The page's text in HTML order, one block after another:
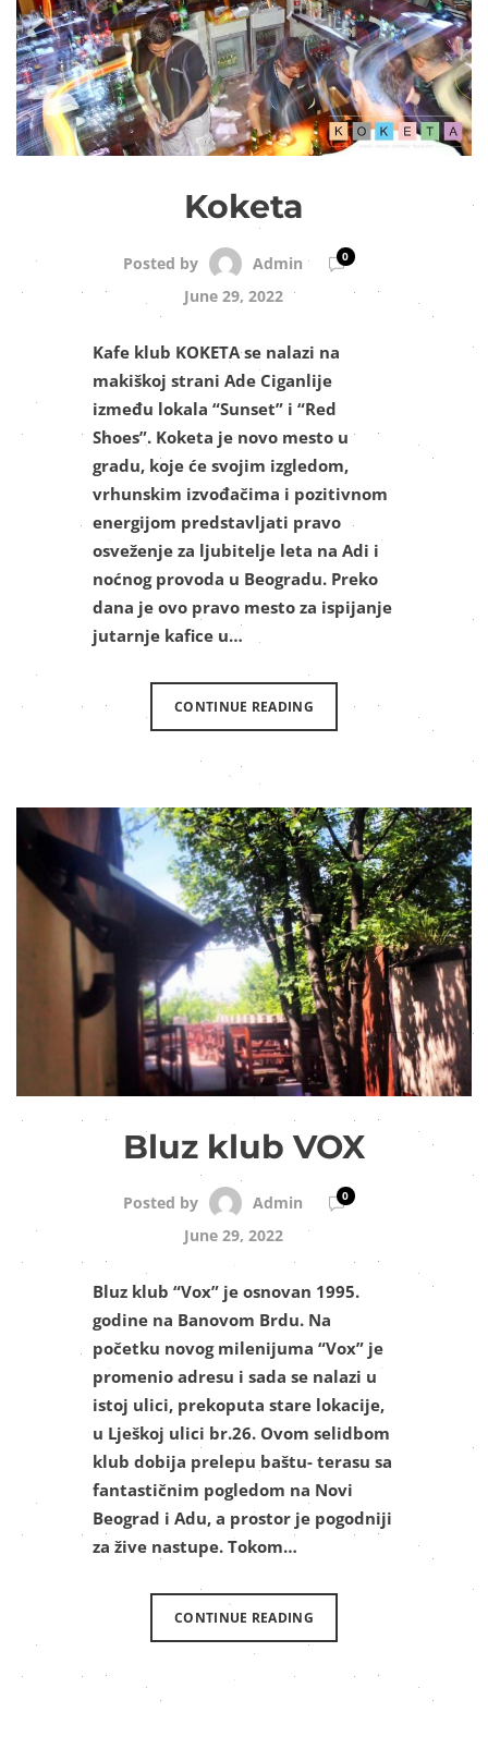
Koketa
Posted by Admin 0
June 29, 2022
Kafe klub KOKETA se nalazi na
makiškoj strani Ade Ciganlije
između lokala “Sunset” i “Red
Shoes”. Koketa je novo mesto u
gradu, koje će svojim izgledom,
vrhunskim izvođačima i pozitivnom
energijom predstavljati pravo
osveženje za ljubitelje leta na Adi i
noćnog provoda u Beogradu. Preko
dana je ovo pravo mesto za ispijanje
jutarnje kafice u…
CONTINUE READING
Bluz klub VOX
Posted by Admin 0
June 29, 2022
Bluz klub “Vox” je osnovan 1995.
godine na Banovom Brdu. Na
početku novog milenijuma “Vox” je
promenio adresu i sada se nalazi u
istoj ulici, prekoputa stare lokacije,
u Lješkoj ulici br.26. Ovom selidbom
klub dobija prelepu baštu- terasu sa
fantastičnim pogledom na Novi
Beograd i Adu, a prostor je pogodniji
za žive nastupe. Tokom…
CONTINUE READING